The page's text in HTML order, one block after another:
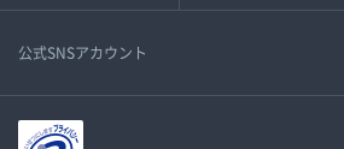
公式SNSアカウント